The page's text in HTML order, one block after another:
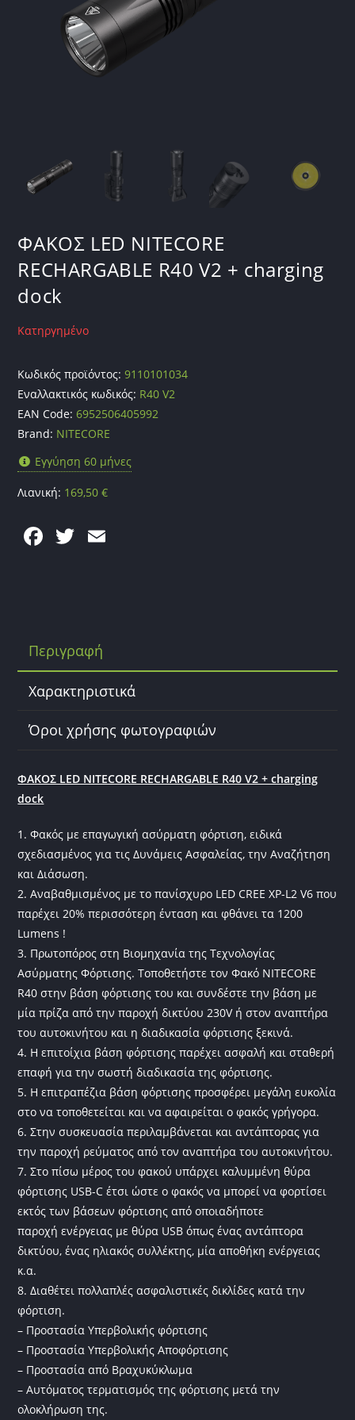
ΦΑΚΟΣ LED NITECORE
RECHARGABLE R40 V2 + charging
dock
Κατηργημένο
Κωδικός προϊόντος:9110101034
Εναλλακτικός κωδικός: R40 V2
EAN Code:6952506405992
Brand: NITECORE
Εγγύηση 60 μήνες
Λιανική: 169,50€
F
o
o
T
Περιγραφή
Χαρακτηριστικά
Όροι χρήσης φωτογραφιών
ΦΑΚΟΣ LED NITECORE RECHARGABLE R40 V2 + charging
dock
1. Φακός με επαγωγική ασύρματη φόρτιση, ειδικά
σχεδιασμένος για τις Δυνάμεις Ασφαλείας, την Αναζήτηση
και Διάσωση.
2. Αναβαθμισμένος με το πανίσχυρο LED CREE XP-L2 V6 που
παρέχει 20% περισσότερη ένταση και φθάνει τα 1200
Lumens !
3. Πρωτοπόρος στη Βιομηχανία της Τεχνολογίας
Ασύρματης Φόρτισης. Τοποθετήστε τον Φακό NITECORE
R40 στην βάση φόρτισης του και συνδέστε την βάση με
μία πρίζα από την παροχή δικτύου 230V ή στον αναπτήρα
του αυτοκινήτου και η διαδικασία φόρτισης ξεκινά.
4. Η επιτοίχια βάση φόρτισης παρέχει ασφαλή και σταθερή
επαφή για την σωστή διαδικασία της φόρτισης.
5. Η επιτραπέζια βάση φόρτισης προσφέρει μεγάλη ευκολία
στο να τοποθετείται και να αφαιρείται ο φακός γρήγορα.
6. Στην συσκευασία περιλαμβάνεται και αντάπτορας για
την παροχή ρεύματος από τον αναπτήρα του αυτοκινήτου.
7. Στο πίσω μέρος του φακού υπάρχει καλυμμένη θύρα
φόρτισης USB-C έτσι ώστε ο φακός να μπορεί να φορτίσει
εκτός των βάσεων φόρτισης από οποιαδήποτε
παροχή ενέργειας με θύρα USB όπως ένας αντάπτορα
δικτύου, ένας ηλιακός συλλέκτης, μία αποθήκη ενέργειας
κ.α.
8. Διαθέτει πολλαπλές ασφαλιστικές δικλίδες κατά την
φόρτιση.
– Προστασία Υπερβολικής φόρτισης
– Προστασία Υπερβολικής Αποφόρτισης
– Προστασία από Βραχυκύκλωμα
– Αυτόματος τερματισμός της φόρτισης μετά την
ολοκλήρωση της.